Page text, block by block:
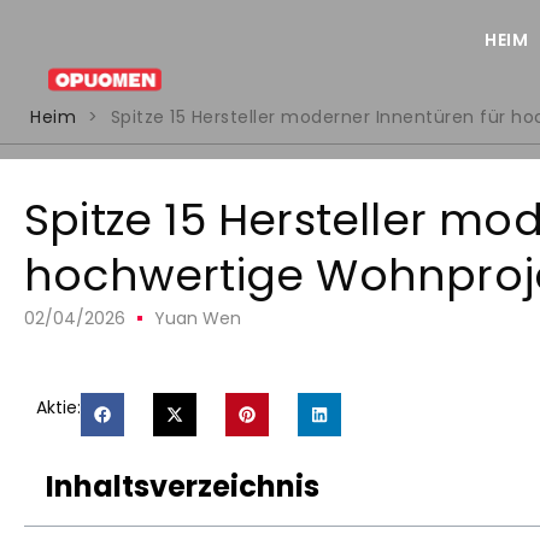
HEIM
Heim > Spitze 15 Hersteller moderner Innentüren für
Spitze 15 Hersteller
hochwertige
02/04/2026 Yuan Wen
Aktie:
Inhaltsverzeichnis